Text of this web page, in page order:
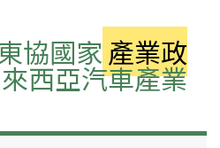
協國家 產業政
西亞汽車產業